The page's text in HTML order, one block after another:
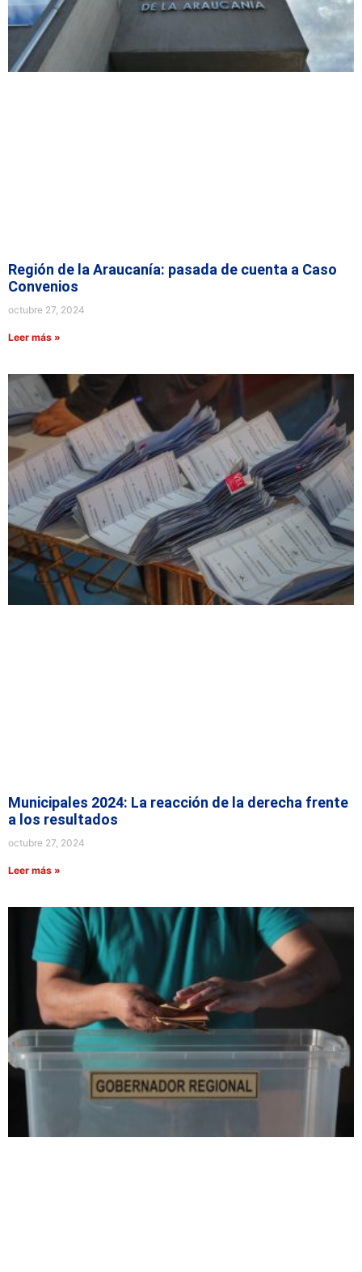
Región de la Araucanía: pasada de cuenta a Caso
Convenios
octubre 27, 2024
Leer más »
Municipales 2024: La reacción de la derecha frente
a los resultados
octubre 27, 2024
Leer más »